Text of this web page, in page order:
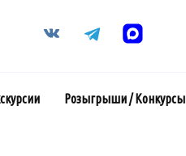
Розыгрыши / Конкурсы